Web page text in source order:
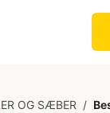
OG SÆBER /